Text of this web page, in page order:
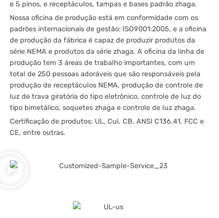
e 5 pinos, e receptáculos, tampas e bases padrão zhaga.
Nossa oficina de produção está em conformidade com os
padrões internacionais de gestão: ISO9001:2005, e a oficina
de produção da fábrica é capaz de produzir produtos da
série NEMA e produtos da série zhaga. A oficina da linha de
produção tem 3 áreas de trabalho importantes, com um
total de 250 pessoas adoráveis ​​que são responsáveis ​​pela
produção de receptáculos NEMA, produção de controle de
luz de trava giratória do tipo eletrônico, controle de luz do
tipo bimetálico, soquetes zhaga e controle de luz zhaga.
Certificação de produtos: UL, Cul, CB, ANSI C136.41, FCC e
CE, entre outras.